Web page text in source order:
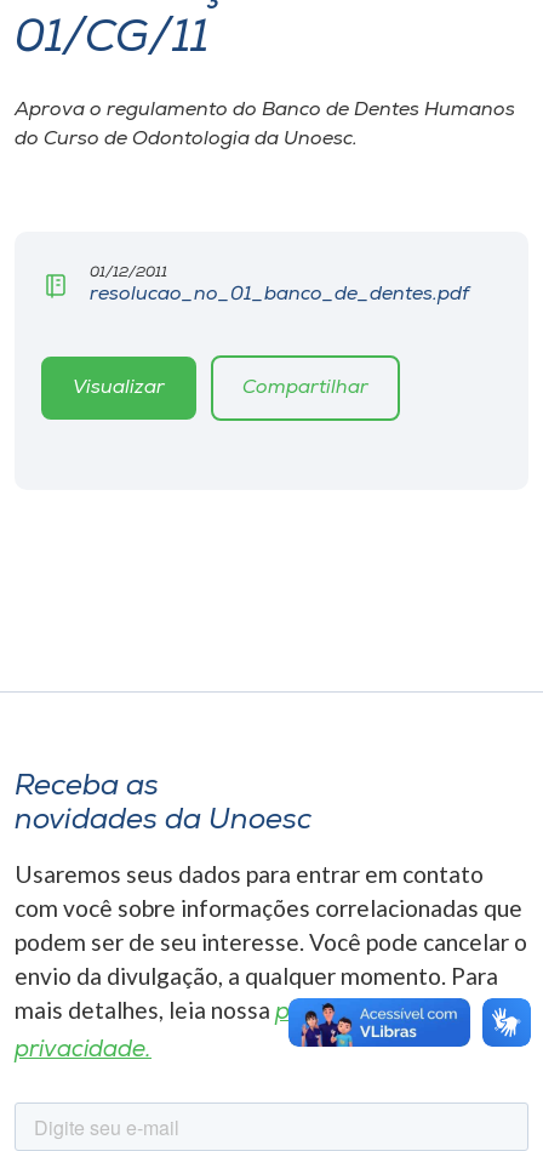
I.nova
Diplomados
CPA
Editora
Selecione
o idioma
01/CG/11
Aprova o regulamento do Banco de Dentes Humanos
do Curso de Odontologia da Unoesc.
01/12/2011
resolucao_no_01_banco_de_dentes.pdf
Visualizar Compartilhar
Receba as
novidades da Unoesc
Usaremos seus dados para entrar em contato
com você sobre informações correlacionadas que
podem ser de seu interesse. Você pode cancelar o
envio da divulgação, a qualquer momento. Para
mais detalhes, leia nossa política de
privacidade.